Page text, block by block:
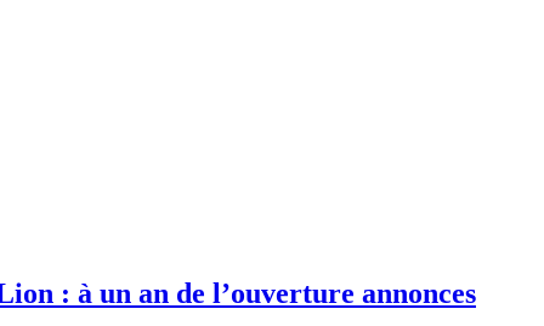
: à un an de l’ouverture annonces